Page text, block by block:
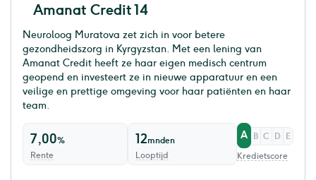
Amanat Credit 14
Neuroloog Muratova zet zich in voor betere
gezondheidszorg in Kyrgyzstan. Met een lening van
Amanat Credit heeft ze haar eigen medisch centrum
geopend en investeert ze in nieuwe apparatuur en een
veilige en prettige omgeving voor haar patiënten en haar
team.
7,00%
Rente
12mnden
Looptijd
A B C D
E
Kredietscore